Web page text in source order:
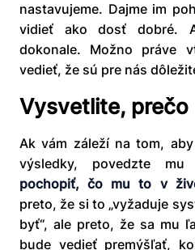
nastavujeme. Dajme im
vidieť ako dosť dobré.
dokonale. Možno práve
vedieť, že sú pre nás
Vysvetlite, prečo
Ak vám záleží na tom,
výsledky, povedzte
pochopiť, čo mu to v
preto, že si to „vyžaduje
byť“, ale preto, že sa mu
bude vedieť premýšľať,